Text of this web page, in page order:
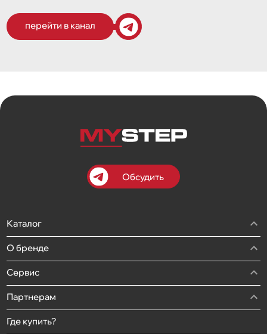
перейти в канал
Обсудить
Каталог
О бренде
Сервис
Партнерам
Где купить?